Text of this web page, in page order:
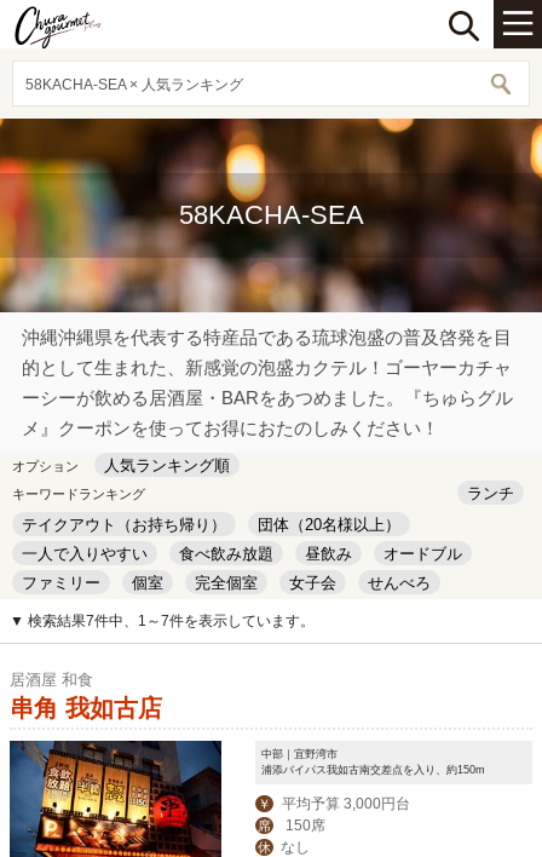
58KACHA-SEA × 人気ランキング
58KACHA-SEA
沖縄沖縄県を代表する特産品である琉球泡盛の普及啓発を目
的として生まれた、新感覚の泡盛カクテル！ゴーヤーカチャ
ーシーが飲める居酒屋・BARをあつめました。『ちゅらグル
メ』クーポンを使ってお得におたのしみください！
オプション 人気ランキング順
キーワードランキング
ランチ
テイクアウト（お持ち帰り）
団体（20名様以上）
一人で入りやすい
食べ飲み放題 昼飲み
オードブル
ファミリー
個室 完全個室 女子会
せんべろ
キッズルーム
安い デート
▼ 検索結果7件中、1～7件を表示しています。
居酒屋 和食
串角 我如古店
中部｜宜野湾市
浦添バイパス我如古南交差点を入り、約150m
￥ 平均予算 3,000円台
席 150席
休 なし